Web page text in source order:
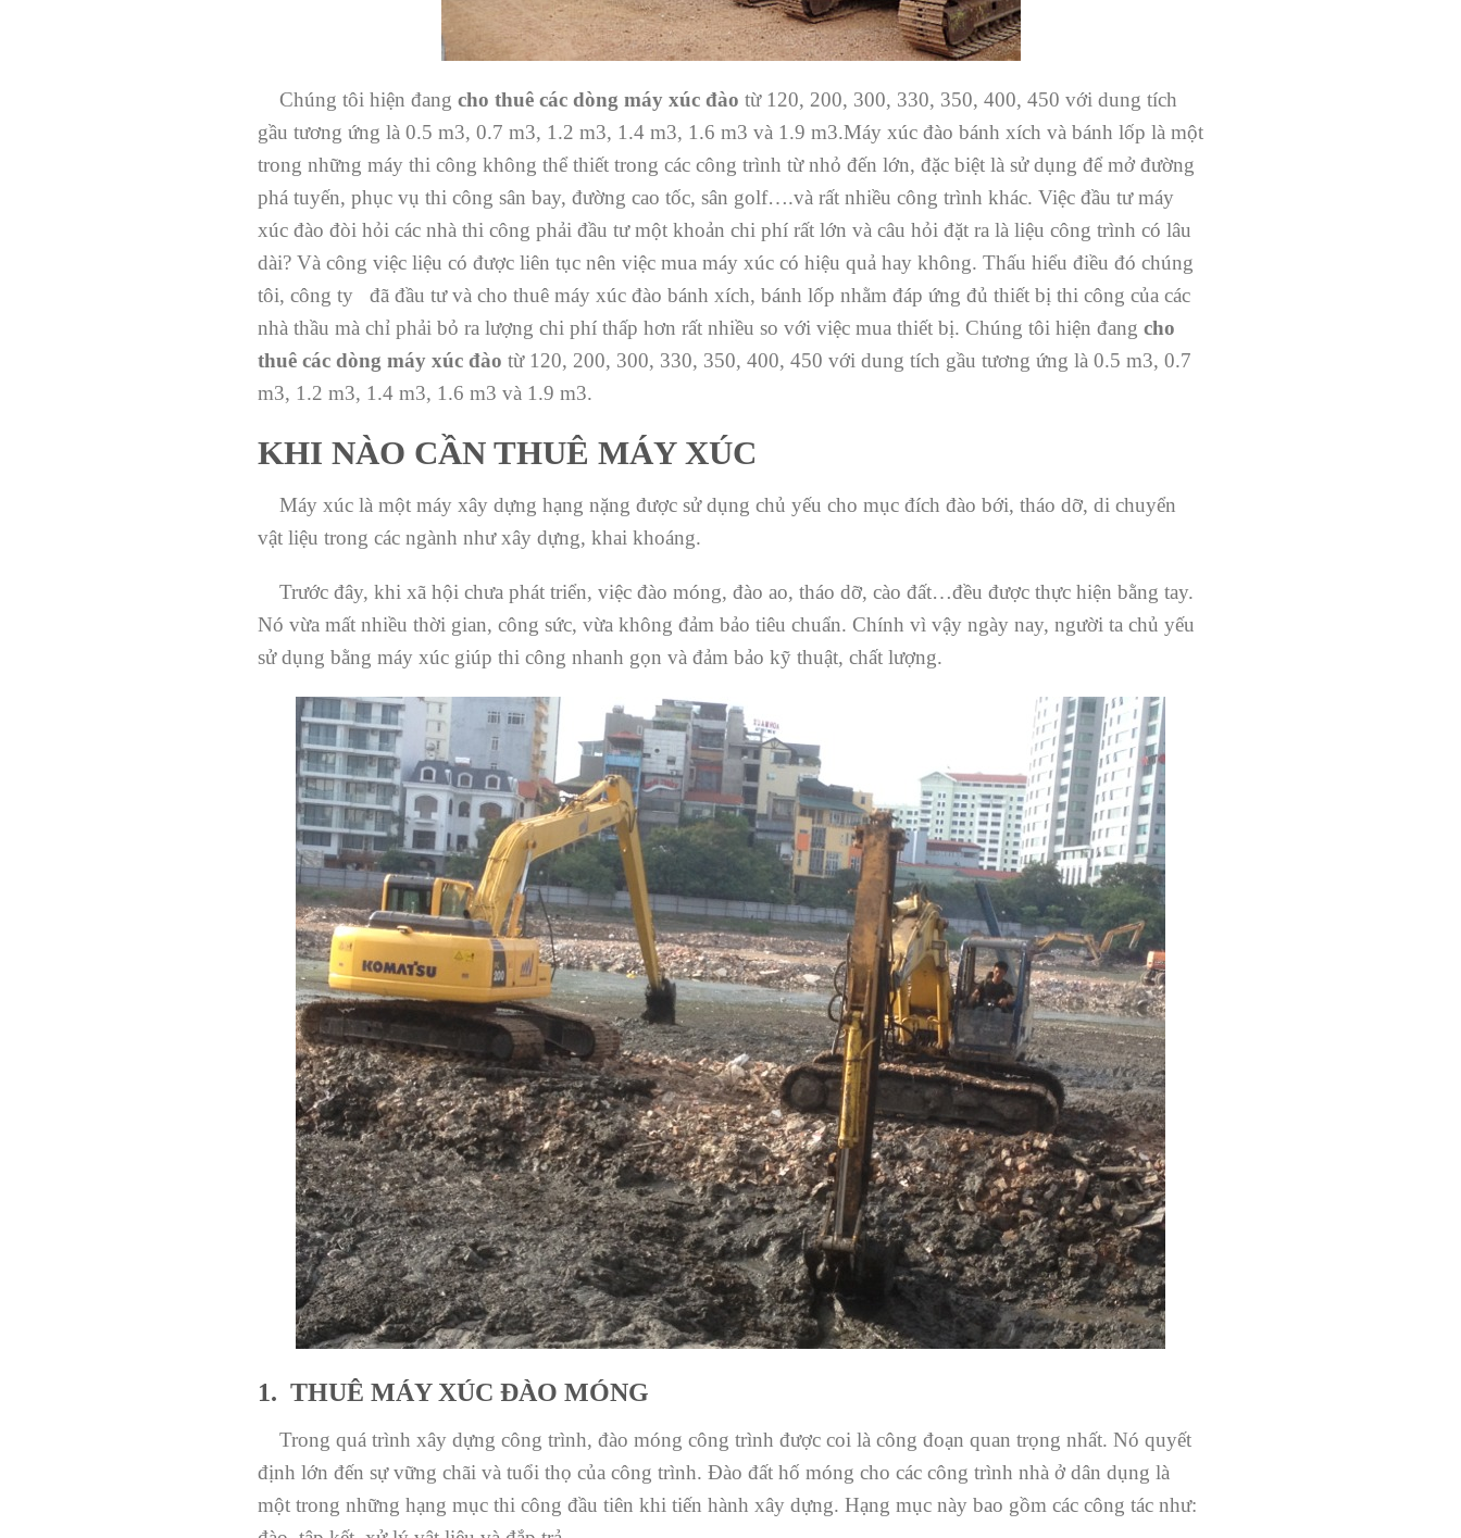
Chúng tôi hiện đang cho thuê các dòng máy xúc đào từ 120, 200, 300, 330, 350, 400, 450 với dung tích
gầu tương ứng là 0.5 m3, 0.7 m3, 1.2 m3, 1.4 m3, 1.6 m3 và 1.9 m3.Máy xúc đào bánh xích và bánh lốp là một
trong những máy thi công không thể thiết trong các công trình từ nhỏ đến lớn, đặc biệt là sử dụng để mở đường
phá tuyến, phục vụ thi công sân bay, đường cao tốc, sân golf….và rất nhiều công trình khác. Việc đầu tư máy
xúc đào đòi hỏi các nhà thi công phải đầu tư một khoản chi phí rất lớn và câu hỏi đặt ra là liệu công trình có lâu
dài? Và công việc liệu có được liên tục nên việc mua máy xúc có hiệu quả hay không. Thấu hiểu điều đó chúng
tôi, công ty đã đầu tư và cho thuê máy xúc đào bánh xích, bánh lốp nhằm đáp ứng đủ thiết bị thi công của các
nhà thầu mà chỉ phải bỏ ra lượng chi phí thấp hơn rất nhiều so với việc mua thiết bị. Chúng tôi hiện đang cho
thuê các dòng máy xúc đào từ 120, 200, 300, 330, 350, 400, 450 với dung tích gầu tương ứng là 0.5 m3, 0.7
m3, 1.2 m3, 1.4 m3, 1.6 m3 và 1.9 m3.
KHI NÀO CẦN THUÊ MÁY XÚC
Máy xúc là một máy xây dựng hạng nặng được sử dụng chủ yếu cho mục đích đào bới, tháo dỡ, di chuyển
vật liệu trong các ngành như xây dựng, khai khoáng.
Trước đây, khi xã hội chưa phát triển, việc đào móng, đào ao, tháo dỡ, cào đất…đều được thực hiện bằng tay.
Nó vừa mất nhiều thời gian, công sức, vừa không đảm bảo tiêu chuẩn. Chính vì vậy ngày nay, người ta chủ yếu
sử dụng bằng máy xúc giúp thi công nhanh gọn và đảm bảo kỹ thuật, chất lượng.
1. THUÊ MÁY XÚC ĐÀO MÓNG
Trong quá trình xây dựng công trình, đào móng công trình được coi là công đoạn quan trọng nhất. Nó quyết
định lớn đến sự vững chãi và tuổi thọ của công trình. Đào đất hố móng cho các công trình nhà ở dân dụng là
một trong những hạng mục thi công đầu tiên khi tiến hành xây dựng. Hạng mục này bao gồm các công tác như: